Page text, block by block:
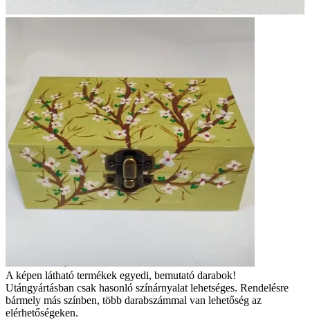
A képen látható termékek egyedi, bemutató darabok!
Utángyártásban csak hasonló színárnyalat lehetséges. Rendelésre
bármely más színben, több darabszámmal van lehetőség az
elérhetőségeken.